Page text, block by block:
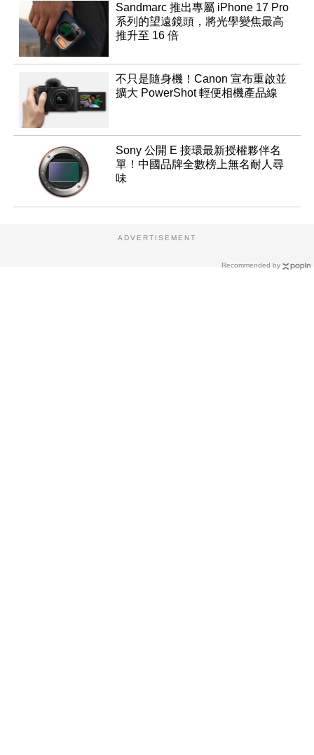
Sandmarc 推出專屬 iPhone 17 Pro
系列的望遠鏡頭，將光學變焦最高
推升至 16 倍
不只是隨身機！Canon 宣布重啟並
擴大 PowerShot 輕便相機產品線
Sony 公開 E 接環最新授權夥伴名
單！中國品牌全數榜上無名耐人尋
味
Recommended by
ADVERTISEMENT